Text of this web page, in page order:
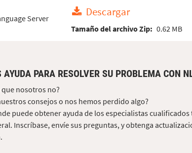
Server
Descargar
Tamaño del archivo Zip: 0.62 MB
PARA RESOLVER SU PROBLEMA CON
nosotros no?
consejos o nos hemos perdido algo?
puede obtener ayuda de los especialistas cualificados
Inscríbase, envíe sus preguntas, y obtenga